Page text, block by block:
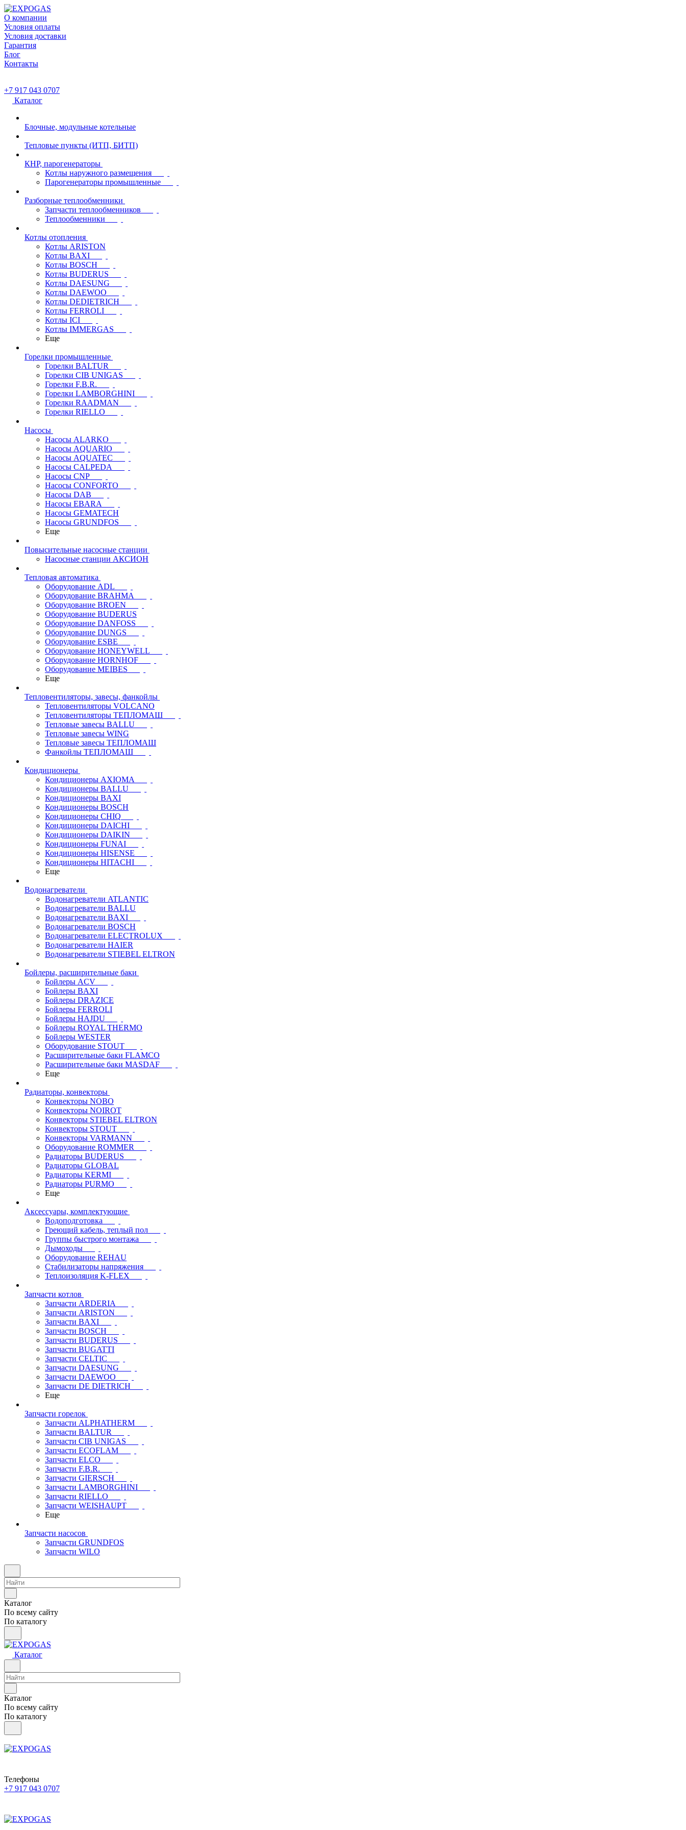
О компании
Условия оплаты
Условия доставки
Гарантия
Блог
Контакты
+7 917 043 0707
Каталог
Блочные, модульные котельные
Тепловые пункты (ИТП, БИТП)
КНР, парогенераторы
Котлы наружного размещения
Парогенераторы промышленные
Разборные теплообменники
Запчасти теплообменников
Теплообменники
Котлы отопления
Котлы ARISTON
Котлы BAXI
Котлы BOSCH
Котлы BUDERUS
Котлы DAESUNG
Котлы DAEWOO
Котлы DEDIETRICH
Котлы FERROLI
Котлы ICI
Котлы IMMERGAS
Еще
Горелки промышленные
Горелки BALTUR
Горелки CIB UNIGAS
Горелки F.B.R.
Горелки LAMBORGHINI
Горелки RAADMAN
Горелки RIELLO
Насосы
Насосы ALARKO
Насосы AQUARIO
Насосы AQUATEC
Насосы CALPEDA
Насосы CNP
Насосы CONFORTO
Насосы DAB
Насосы EBARA
Насосы GEMATECH
Насосы GRUNDFOS
Еще
Повысительные насосные станции
Насосные станции АКСИОН
Тепловая автоматика
Оборудование ADL
Оборудование BRAHMA
Оборудование BROEN
Оборудование BUDERUS
Оборудование DANFOSS
Оборудование DUNGS
Оборудование ESBE
Оборудование HONEYWELL
Оборудование HORNHOF
Оборудование MEIBES
Еще
Тепловентиляторы, завесы, фанкойлы
Тепловентиляторы VOLCANO
Тепловентиляторы ТЕПЛОМАШ
Тепловые завесы BALLU
Тепловые завесы WING
Тепловые завесы ТЕПЛОМАШ
Фанкойлы ТЕПЛОМАШ
Кондиционеры
Кондиционеры AXIOMA
Кондиционеры BALLU
Кондиционеры BAXI
Кондиционеры BOSCH
Кондиционеры CHIQ
Кондиционеры DAICHI
Кондиционеры DAIKIN
Кондиционеры FUNAI
Кондиционеры HISENSE
Кондиционеры HITACHI
Еще
Водонагреватели
Водонагреватели ATLANTIC
Водонагреватели BALLU
Водонагреватели BAXI
Водонагреватели BOSCH
Водонагреватели ELECTROLUX
Водонагреватели HAIER
Водонагреватели STIEBEL ELTRON
Бойлеры, расширительные баки
Бойлеры ACV
Бойлеры BAXI
Бойлеры DRAZICE
Бойлеры FERROLI
Бойлеры HAJDU
Бойлеры ROYAL THERMO
Бойлеры WESTER
Оборудование STOUT
Расширительные баки FLAMCO
Расширительные баки MASDAF
Еще
Радиаторы, конвекторы
Конвекторы NOBO
Конвекторы NOIROT
Конвекторы STIEBEL ELTRON
Конвекторы STOUT
Конвекторы VARMANN
Оборудование ROMMER
Радиаторы BUDERUS
Радиаторы GLOBAL
Радиаторы KERMI
Радиаторы PURMO
Еще
Аксессуары, комплектующие
Водоподготовка
Греющий кабель, теплый пол
Группы быстрого монтажа
Дымоходы
Оборудование REHAU
Стабилизаторы напряжения
Теплоизоляция K-FLEX
Запчасти котлов
Запчасти ARDERIA
Запчасти ARISTON
Запчасти BAXI
Запчасти BOSCH
Запчасти BUDERUS
Запчасти BUGATTI
Запчасти CELTIC
Запчасти DAESUNG
Запчасти DAEWOO
Запчасти DE DIETRICH
Еще
Запчасти горелок
Запчасти ALPHATHERM
Запчасти BALTUR
Запчасти CIB UNIGAS
Запчасти ECOFLAM
Запчасти ELCO
Запчасти F.B.R.
Запчасти GIERSCH
Запчасти LAMBORGHINI
Запчасти RIELLO
Запчасти WEISHAUPT
Еще
Запчасти насосов
Запчасти GRUNDFOS
Запчасти WILO
Каталог
По всему сайту
По каталогу
Каталог
Каталог
По всему сайту
По каталогу
Телефоны
+7 917 043 0707